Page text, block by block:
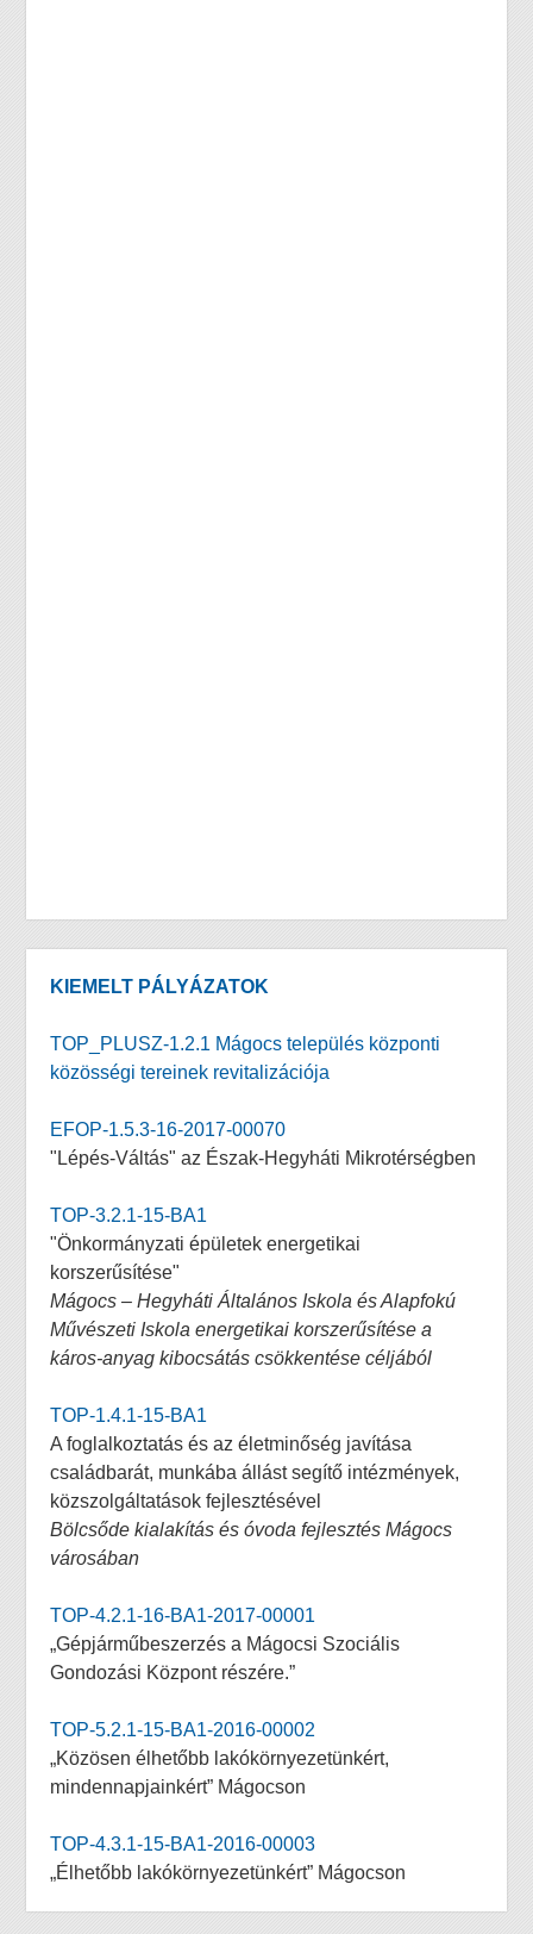
KIEMELT PÁLYÁZATOK
TOP_PLUSZ-1.2.1 Mágocs település központi
közösségi tereinek revitalizációja
EFOP-1.5.3-16-2017-00070
"Lépés-Váltás" az Észak-Hegyháti Mikrotérségben
TOP-3.2.1-15-BA1
"Önkormányzati épületek energetikai
korszerűsítése"
Mágocs – Hegyháti Általános Iskola és Alapfokú
Művészeti Iskola energetikai korszerűsítése a
káros-anyag kibocsátás csökkentése céljából
TOP-1.4.1-15-BA1
A foglalkoztatás és az életminőség javítása
családbarát, munkába állást segítő intézmények,
közszolgáltatások fejlesztésével
Bölcsőde kialakítás és óvoda fejlesztés Mágocs
városában
TOP-4.2.1-16-BA1-2017-00001
„Gépjárműbeszerzés a Mágocsi Szociális
Gondozási Központ részére.”
TOP-5.2.1-15-BA1-2016-00002
„Közösen élhetőbb lakókörnyezetünkért,
mindennapjainkért” Mágocson
TOP-4.3.1-15-BA1-2016-00003
„Élhetőbb lakókörnyezetünkért” Mágocson